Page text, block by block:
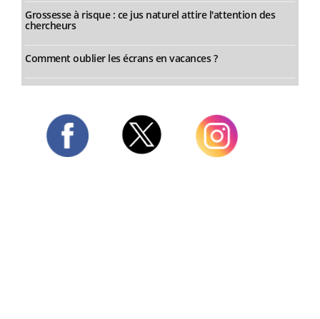
Grossesse à risque : ce jus naturel attire l'attention des
chercheurs
Comment oublier les écrans en vacances ?